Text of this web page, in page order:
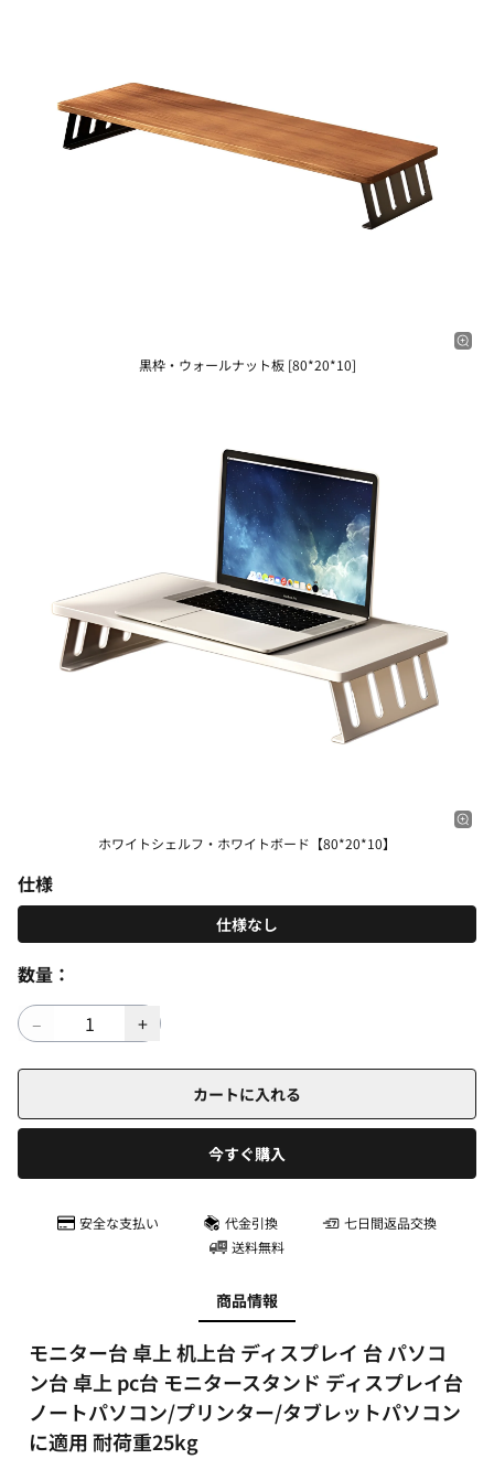
黒枠・ウォールナット板 [80*20*10]
ホワイトシェルフ・ホワイトボード【80*20*10】
仕様
仕様なし
数量：
カートに入れる
今すぐ購入
安全な支払い 代金引換
七日間返品交換
送料無料
商品情報
モニター台 卓上 机上台 ディスプレイ 台 パソコ
ン台 卓上 pc台 モニタースタンド ディスプレイ台
ノートパソコン/プリンター/タブレットパソコン
に適用 耐荷重25kg